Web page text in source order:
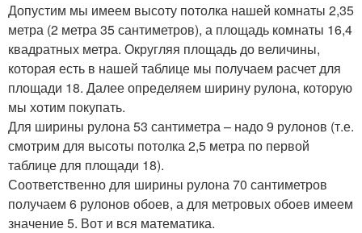
Допустим мы имеем высоту потолка нашей комнаты 2,35
метра (2 метра 35 сантиметров), а площадь комнаты 16,4
квадратных метра. Округляя площадь до величины,
которая есть в нашей таблице мы получаем расчет для
площади 18. Далее определяем ширину рулона, которую
мы хотим покупать.
Для ширины рулона 53 сантиметра – надо 9 рулонов (т.е.
смотрим для высоты потолка 2,5 метра по первой
таблице для площади 18).
Соответственно для ширины рулона 70 сантиметров
получаем 6 рулонов обоев, а для метровых обоев имеем
значение 5. Вот и вся математика.